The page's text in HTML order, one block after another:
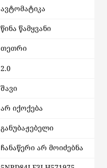
ავტომატიკა
წინა წამყვანი
თეთრი
2.0
შავი
არ იქოქება
განუბაჟებელი
ჩანაწერი არ მოიძებნა